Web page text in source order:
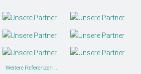
Weitere Referenzen ...